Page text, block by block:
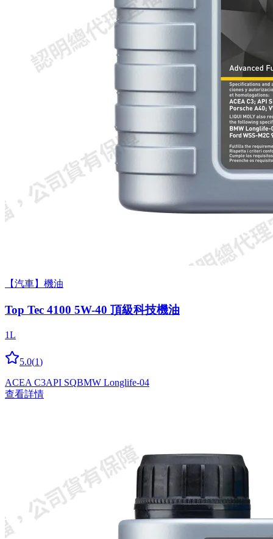
【汽車】機油
Top Tec 4100 5W-40 頂級科技機油
1L
5.0(1)
ACEA C3API SQBMW Longlife-04
查看詳情